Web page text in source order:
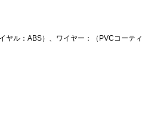
ヤル：ABS）、ワイヤー：（PVCコーティ